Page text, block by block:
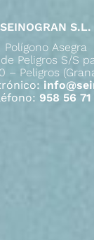
SEINOGRAN S.L.
Polígono Asegra
Peligros S/S
– Peligros
958 56 71